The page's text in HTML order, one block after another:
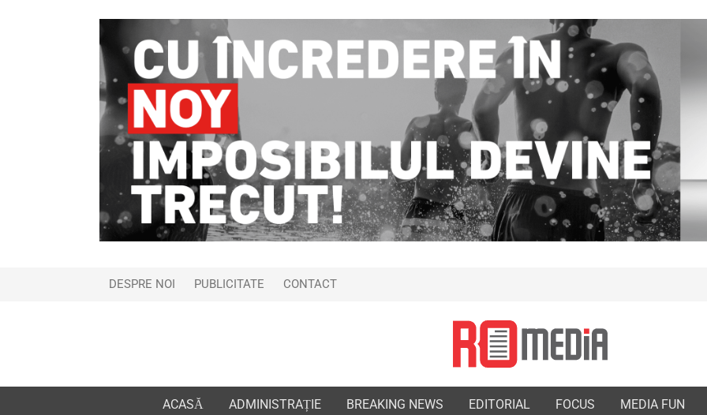
DESPRE NOI PUBLICITATE CONTACT
ACASĂ ADMINISTRAȚIE BREAKING NEWS EDITORIAL FOCUS MEDIA FUN